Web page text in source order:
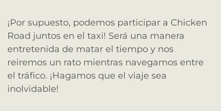
¡Por supuesto, podemos participar a Chicken
Road juntos en el taxi! Será una manera
entretenida de matar el tiempo y nos
reiremos un rato mientras navegamos entre
el tráfico. ¡Hagamos que el viaje sea
inolvidable!